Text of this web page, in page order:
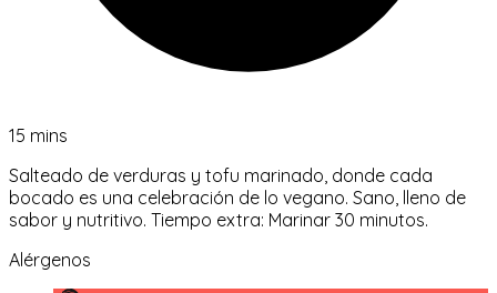
15 mins
Salteado de verduras y tofu marinado, donde cada
bocado es una celebración de lo vegano. Sano, lleno de
sabor y nutritivo. Tiempo extra: Marinar 30 minutos.
Alérgenos